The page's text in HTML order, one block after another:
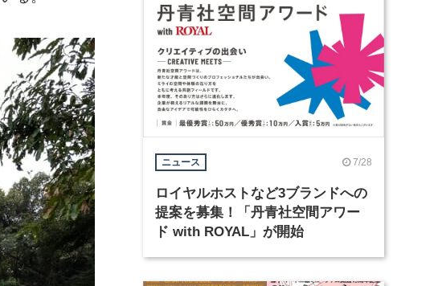
ニュース 7/28
ロイヤルホストなど3ブランドへの
提案を募集！「丹青社空間アワー
ド with ROYAL」が開始